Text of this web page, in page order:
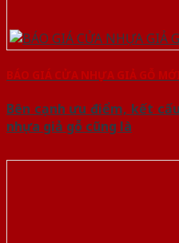
BÁO GIÁ CỬA NHỰA GIẢ GỖ
Bên cạnh ưu điểm, kết
nhựa giả gỗ cũng là